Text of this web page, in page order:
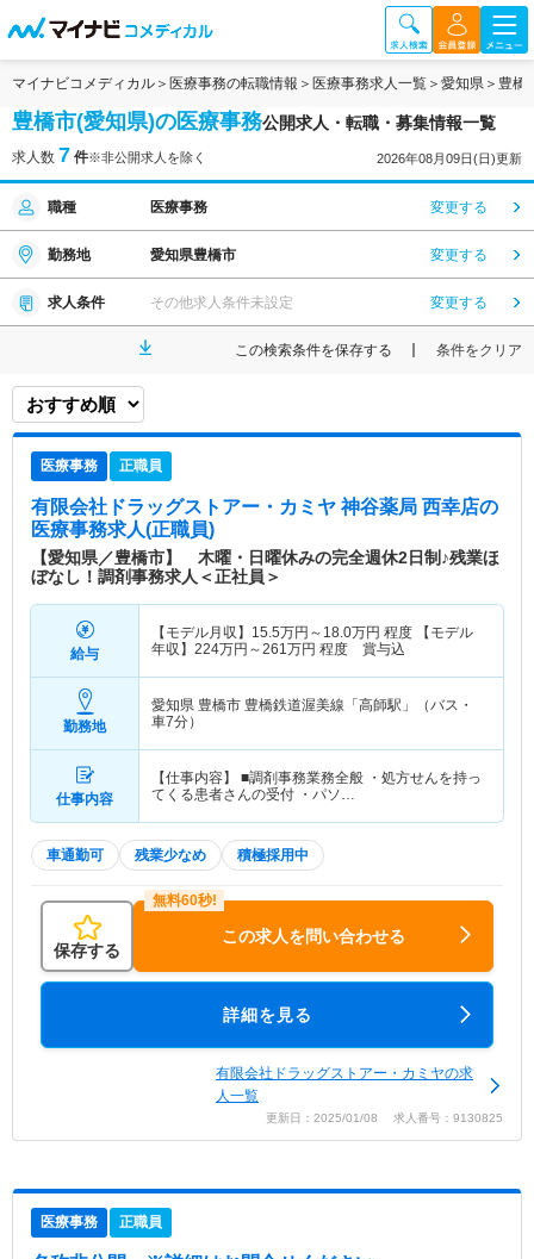
マイナビコメディカル 医療事務の転職情報 医療事務求人一覧 愛知県 豊橋
豊橋市(愛知県)の医療事務公開求人・転職・募集情報一覧
求人数 7 件※非公開求人を除く 2026年08月09日(日)更新
職種 医療事務 変更する
勤務地 愛知県豊橋市 変更する
求人条件 その他求人条件未設定 変更する
この検索条件を保存する 条件をクリア
医療事務 正職員
有限会社ドラッグストアー・カミヤ 神谷薬局 西幸店の
医療事務求人(正職員)
【愛知県／豊橋市】 木曜・日曜休みの完全週休2日制♪残業ほ
ぼなし！調剤事務求人＜正社員＞
給与
【モデル月収】 15.5万円～ 18.0万円 程度 【モデル
年収】 224万円～261万円 程度 賞与込
勤務地
愛知県 豊橋市 豊橋鉄道渥美線「高師駅」（バス・
車7分）
仕事内容
【仕事内容】 ■調剤事務業務全般 ・処方せんを持っ
てくる患者さんの受付 ・パソ…
車通勤可 残業少なめ 積極採用中
保存する
この求人を問い合わせる
詳細を見る
有限会社ドラッグストアー・カミヤの求
人一覧
更新日：2025/01/08 求人番号：9130825
医療事務 正職員